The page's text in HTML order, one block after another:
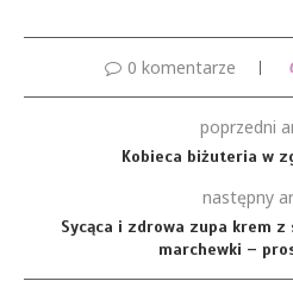
0 komentarze
poprzedni
Kobieca biżuteria w
następny
Sycąca i zdrowa zupa krem
marchewki –